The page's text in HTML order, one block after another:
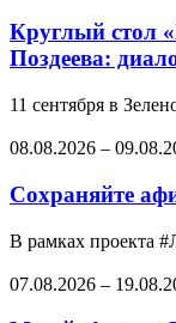
Круглый стол
Поздеева:
11 сентября в
08.08.2026 –
Сохраняйте
В рамках проекта
07.08.2026 –